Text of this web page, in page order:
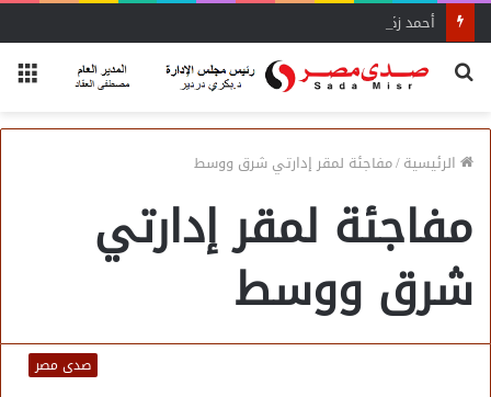
أحمد زكي: مبادرة “مصر تنطلق بالتصدير”
بحث
الرئيسية/مفاجئة لمقر إدارتي شرق ووسط
مفاجئة لمقر إدارتي
شرق ووسط
صدى مصر